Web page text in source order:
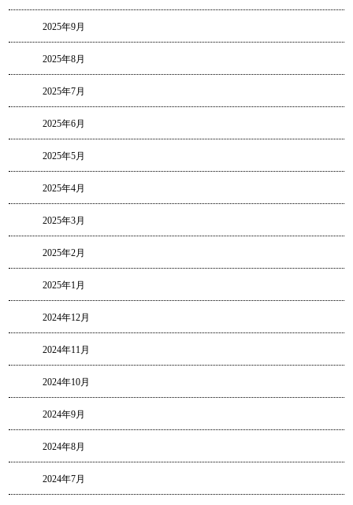
2025年9月
2025年8月
2025年7月
2025年6月
2025年5月
2025年4月
2025年3月
2025年2月
2025年1月
2024年12月
2024年11月
2024年10月
2024年9月
2024年8月
2024年7月